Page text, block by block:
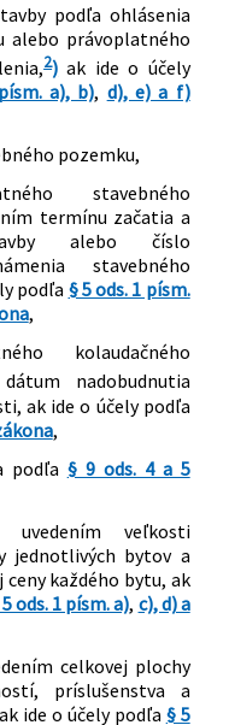
podľa ohlásenia
alebo právoplatného
2) ak ide o účely
a), b), d), e) a f)
pozemku,
stavebného
termínu začatia a
alebo číslo
stavebného
podľa § 5 ods. 1 písm.
,
kolaudačného
nadobudnutia
ak ide o účely podľa
,
podľa § 9 ods. 4 a 5
veľkosti
jednotlivých bytov a
ceny každého bytu, ak
ods. 1 písm. a), c), d) a
celkovej plochy
príslušenstva a
ide o účely podľa § 5